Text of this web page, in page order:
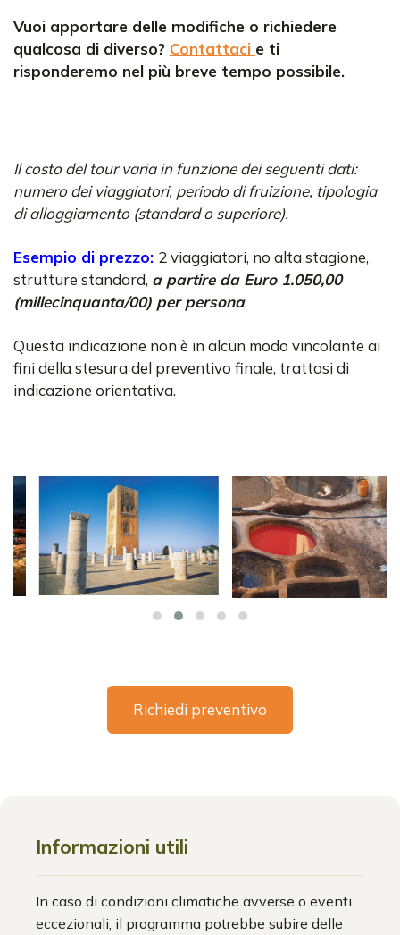
Vuoi apportare delle modifiche o richiedere
qualcosa di diverso? Contattaci e ti
risponderemo nel più breve tempo possibile.
Il costo del tour varia in funzione dei seguenti dati:
numero dei viaggiatori, periodo di fruizione, tipologia
di alloggiamento (standard o superiore).
Esempio di prezzo: 2 viaggiatori, no alta stagione,
strutture standard, a partire da Euro 1.050,00
(millecinquanta/00) per persona.
Questa indicazione non è in alcun modo vincolante ai
fini della stesura del preventivo finale, trattasi di
indicazione orientativa.
Richiedi preventivo
Informazioni utili
In caso di condizioni climatiche avverse o eventi
eccezionali, il programma potrebbe subire delle